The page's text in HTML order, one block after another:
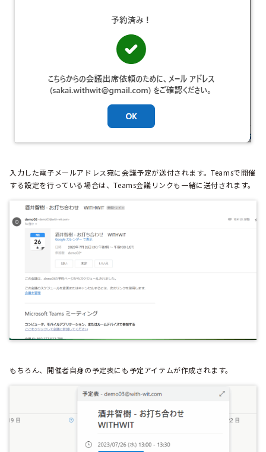
入力した電子メールアドレス宛に会議予定が送付されます。Teamsで開催
する設定を行っている場合は、Teams会議リンクも一緒に送付されます。
もちろん、開催者自身の予定表にも予定アイテムが作成されます。